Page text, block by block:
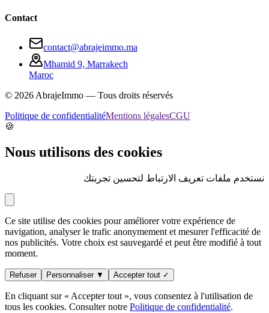
Contact
contact@abrajeimmo.ma
Mhamid 9, Marrakech
Maroc
© 2026AbrajeImmo — Tous droits réservés
Politique de confidentialitéMentions légalesCGU
🍪
Nous utilisons des cookies
نستخدم ملفات تعريف الارتباط لتحسين تجربتك
Ce site utilise des cookies pour améliorer votre expérience de
navigation, analyser le trafic anonymement et mesurer l'efficacité de
nos publicités. Votre choix est sauvegardé et peut être modifié à tout
moment.
Refuser Personnaliser ▼ Accepter tout ✓
En cliquant sur « Accepter tout », vous consentez à l'utilisation de
tous les cookies. Consulter notre Politique de confidentialité.